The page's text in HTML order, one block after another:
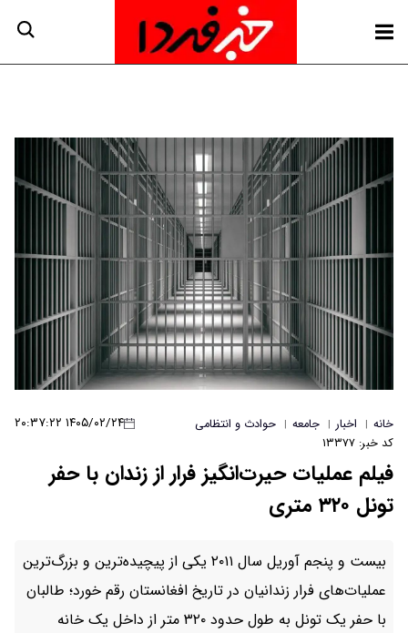
و انتظامی ۱۴۰۵/۰۲/۲۴ ۲۰:۳۷:۲۲
فرار از زندان با حفر
بیست و پنجم آوریل سال ۲۰۱۱ یکی از پیچیده‌ترین و بزرگ‌ترین
در تاریخ افغانستان رقم خورد؛ طالبان
با حفر یک تونل به طول حدود ۳۲۰ متر از داخل یک خانه